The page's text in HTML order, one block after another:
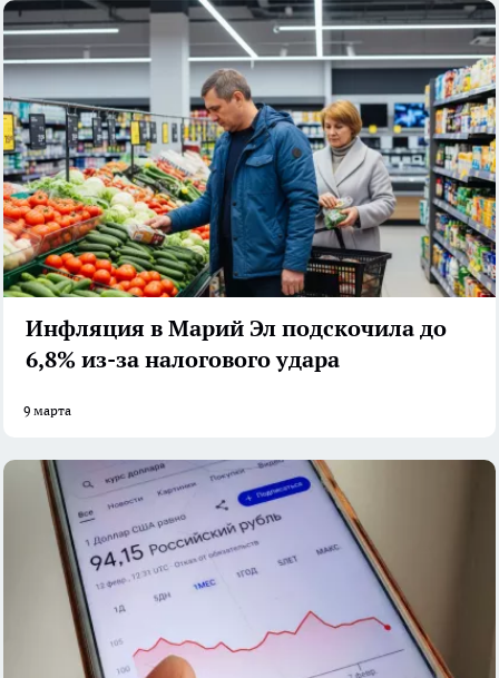
Инфляция в Марий Эл подскочила до
6,8% из-за налогового удара
9 марта